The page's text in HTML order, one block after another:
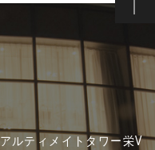
ルティメイトタワー栄V